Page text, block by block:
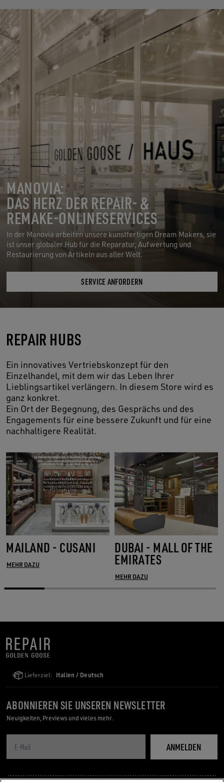
MANOVIA:
DAS HERZ DER REPAIR- &
REMAKE-ONLINESERVICES
In der Manovia arbeiten unsere kunstfertigen Dream Makers, sie
ist unser globaler Hub für die Reparatur, Aufwertung und
Restaurierung von Artikeln aus aller Welt.
SERVICE ANFORDERN
REPAIR HUBS
Ein innovatives Vertriebskonzept für den
Einzelhandel, mit dem wir das Leben Ihrer
Lieblingsartikel verlängern. In diesem Store wird es
ganz konkret.
Ein Ort der Begegnung, des Gesprächs und des
Engagements für eine bessere Zukunft und für eine
nachhaltigere Realität.
MAILAND - CUSANI
MEHR DAZU
DUBAI - MALL OF THE
EMIRATES
MEHR DAZU
Lieferziel: Italien / Deutsch
ABONNIEREN SIE UNSEREN NEWSLETTER
Neuigkeiten, Previews und vieles mehr.
ANMELDEN